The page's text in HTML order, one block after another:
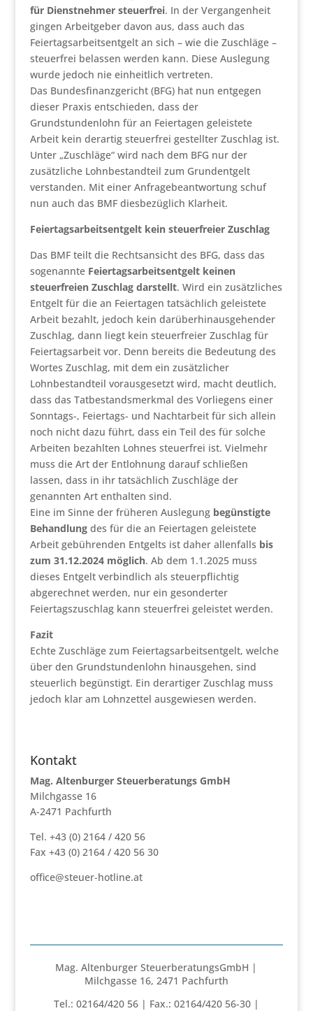
für Dienstnehmer steuerfrei. In der Vergangenheit
gingen Arbeitgeber davon aus, dass auch das
Feiertagsarbeitsentgelt an sich – wie die Zuschläge –
steuerfrei belassen werden kann. Diese Auslegung
wurde jedoch nie einheitlich vertreten.
Das Bundesfinanzgericht (BFG) hat nun entgegen
dieser Praxis entschieden, dass der
Grundstundenlohn für an Feiertagen geleistete
Arbeit kein derartig steuerfrei gestellter Zuschlag ist.
Unter „Zuschläge“ wird nach dem BFG nur der
zusätzliche Lohnbestandteil zum Grundentgelt
verstanden. Mit einer Anfragebeantwortung schuf
nun auch das BMF diesbezüglich Klarheit.
Feiertagsarbeitsentgelt kein steuerfreier Zuschlag
Das BMF teilt die Rechtsansicht des BFG, dass das
sogenannte Feiertagsarbeitsentgelt keinen
steuerfreien Zuschlag darstellt. Wird ein zusätzliches
Entgelt für die an Feiertagen tatsächlich geleistete
Arbeit bezahlt, jedoch kein darüberhinausgehender
Zuschlag, dann liegt kein steuerfreier Zuschlag für
Feiertagsarbeit vor. Denn bereits die Bedeutung des
Wortes Zuschlag, mit dem ein zusätzlicher
Lohnbestandteil vorausgesetzt wird, macht deutlich,
dass das Tatbestandsmerkmal des Vorliegens einer
Sonntags-, Feiertags- und Nachtarbeit für sich allein
noch nicht dazu führt, dass ein Teil des für solche
Arbeiten bezahlten Lohnes steuerfrei ist. Vielmehr
muss die Art der Entlohnung darauf schließen
lassen, dass in ihr tatsächlich Zuschläge der
genannten Art enthalten sind.
Eine im Sinne der früheren Auslegung begünstigte
Behandlungdes für die an Feiertagen geleistete
Arbeit gebührenden Entgelts ist daher allenfalls bis
zum 31.12.2024 möglich. Ab dem 1.1.2025 muss
dieses Entgelt verbindlich als steuerpflichtig
abgerechnet werden, nur ein gesonderter
Feiertagszuschlag kann steuerfrei geleistet werden.
Fazit
Echte Zuschläge zum Feiertagsarbeitsentgelt, welche
über den Grundstundenlohn hinausgehen, sind
steuerlich begünstigt. Ein derartiger Zuschlag muss
jedoch klar am Lohnzettel ausgewiesen werden.
Kontakt
Mag. Altenburger Steuerberatungs GmbH
Milchgasse 16
A-2471 Pachfurth
Tel. +43 (0) 2164 / 420 56
Fax +43 (0) 2164 / 420 56 30
office@steuer-hotline.at
Mag. Altenburger SteuerberatungsGmbH |
Milchgasse 16, 2471 Pachfurth
Tel.: 02164/420 56 | Fax.: 02164/420 56-30 |